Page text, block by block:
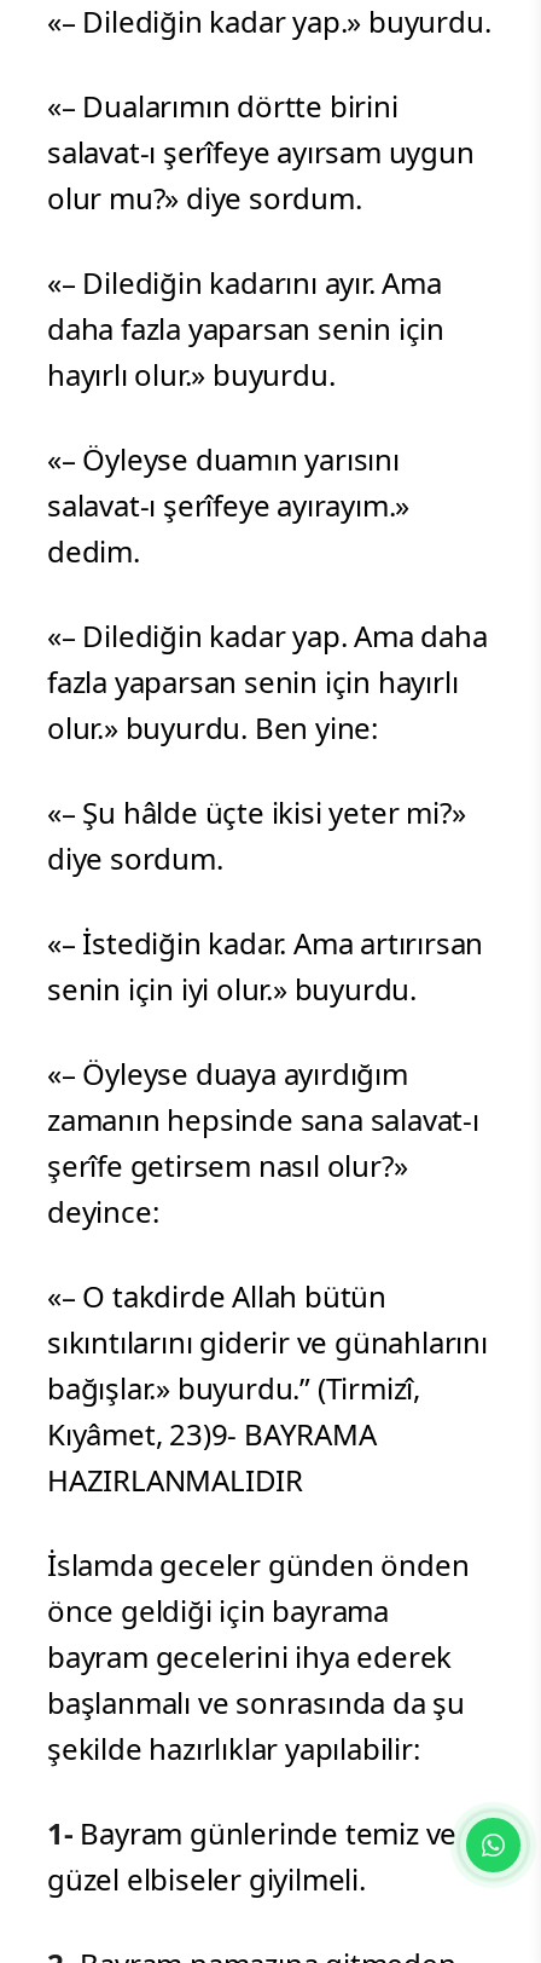
«– Dilediğin kadar yap.» buyurdu.
«– Dualarımın dörtte birini
salavat-ı şerîfeye ayırsam uygun
olur mu?» diye sordum.
«– Dilediğin kadarını ayır. Ama
daha fazla yaparsan senin için
hayırlı olur.» buyurdu.
«– Öyleyse duamın yarısını
salavat-ı şerîfeye ayırayım.»
dedim.
«– Dilediğin kadar yap. Ama daha
fazla yaparsan senin için hayırlı
olur.» buyurdu. Ben yine:
«– Şu hâlde üçte ikisi yeter mi?»
diye sordum.
«– İstediğin kadar. Ama artırırsan
senin için iyi olur.» buyurdu.
«– Öyleyse duaya ayırdığım
zamanın hepsinde sana salavat-ı
şerîfe getirsem nasıl olur?»
deyince:
«– O takdirde Allah bütün
sıkıntılarını giderir ve günahlarını
bağışlar.» buyurdu.” (Tirmizî,
Kıyâmet, 23)9- BAYRAMA
HAZIRLANMALIDIR
İslamda geceler günden önden
önce geldiği için bayrama
bayram gecelerini ihya ederek
başlanmalı ve sonrasında da şu
şekilde hazırlıklar yapılabilir:
1- Bayram günlerinde temiz ve
güzel elbiseler giyilmeli.